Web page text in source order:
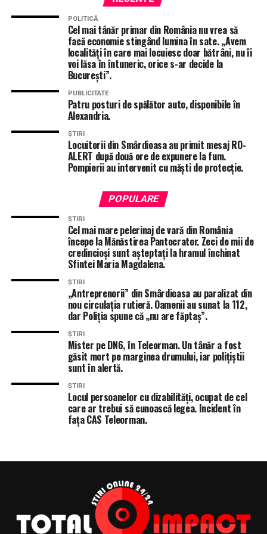
Știți cum este? Ca la o primărie, dar la o scară mult
mai mare. Dacă primarul are un proiect și își dă
interesul, face drumuri la București la ministerele de
resort și își susține inițiativele până la capăt, reușește
să obțină finanțarea. Dacă cedează la primul
obstacol, evident că nu va reuși nimic. Este același
principiu. Ce mă surprinde este faptul că, până acum,
nu a existat nici o întâlnire cu președintele
Consiliului Județean Telorman, Adrian Gâdea, pentru
a evalua măcar soluțiile și ce putem face impreună,
români si bulgari, pentru ca acest proiect să fie
, a declarat Gabriel Florea.
CONSILIUL JUDETEAN TELEORMAN
OFICIALI BULGARIA
POD PESTE DUNARE NICOPOLE
URMĂTORUL ARTICOL
POLITICĂ
Cel mai tânăr primar din România nu vrea să
facă economie stingând lumina în sate. „Avem
localități în care mai locuiesc doar bătrâni, nu îi
voi lăsa în întuneric, orice s-ar decide la
București”.
PUBLICITATE
Patru posturi de spălător auto, disponibile în
Alexandria.
ȘTIRI
Locuitorii din Smârdioasa au primit mesaj RO-
ALERT după două ore de expunere la fum.
Pompierii au intervenit cu măști de protecție.
POPULARE
ȘTIRI
Cel mai mare pelerinaj de vară din România
începe la Mănăstirea Pantocrator. Zeci de mii de
credincioși sunt așteptați la hramul închinat
Sfintei Maria Magdalena.
ȘTIRI
„Antreprenorii” din Smârdioasa au paralizat din
nou circulația rutieră. Oamenii au sunat la 112,
dar Poliția spune că „nu are făptaș”.
ȘTIRI
Mister pe DN6, în Teleorman. Un tânăr a fost
găsit mort pe marginea drumului, iar polițiștii
sunt în alertă.
ȘTIRI
Locul persoanelor cu dizabilități, ocupat de cel
care ar trebui să cunoască legea. Incident în
fața CAS Teleorman.